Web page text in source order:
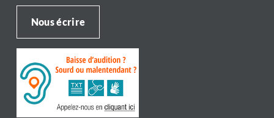
Nous écrire